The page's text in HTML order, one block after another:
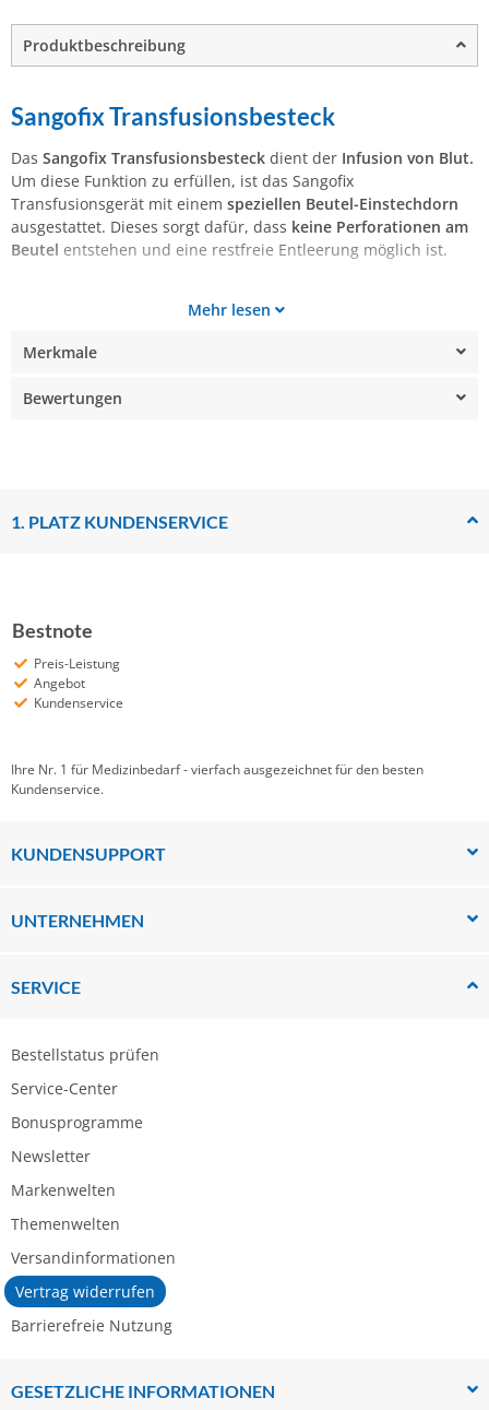
Produktbeschreibung
Sangofix Transfusionsbesteck
Das Sangofix Transfusionsbesteck dient der Infusion von Blut.
Um diese Funktion zu erfüllen, ist das Sangofix
Transfusionsgerät mit einem speziellen Beutel-Einstechdorn
ausgestattet. Dieses sorgt dafür, dass keine Perforationen am
Beutel entstehen und eine restfreie Entleerung möglich ist.
Mehr lesen
Merkmale
Bewertungen
1. PLATZ KUNDENSERVICE
Bestnote
Preis-Leistung
Angebot
Kundenservice
Ihre Nr. 1 für Medizinbedarf - vierfach ausgezeichnet für den besten
Kundenservice.
KUNDENSUPPORT
UNTERNEHMEN
SERVICE
Bestellstatus prüfen
Service-Center
Bonusprogramme
Newsletter
Markenwelten
Themenwelten
Versandinformationen
Vertrag widerrufen
Barrierefreie Nutzung
GESETZLICHE INFORMATIONEN